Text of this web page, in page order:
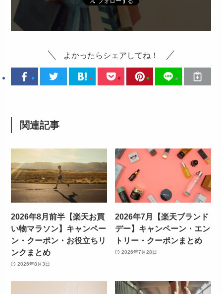
よかったらシェアしてね！
関連記事
2026年8月前半【楽天お買
い物マラソン】キャンペー
ン・クーポン・お役立ちリ
ンクまとめ
2026年8月3日
2026年7月【楽天ブランド
デー】キャンペーン・エン
トリー・クーポンまとめ
2026年7月28日